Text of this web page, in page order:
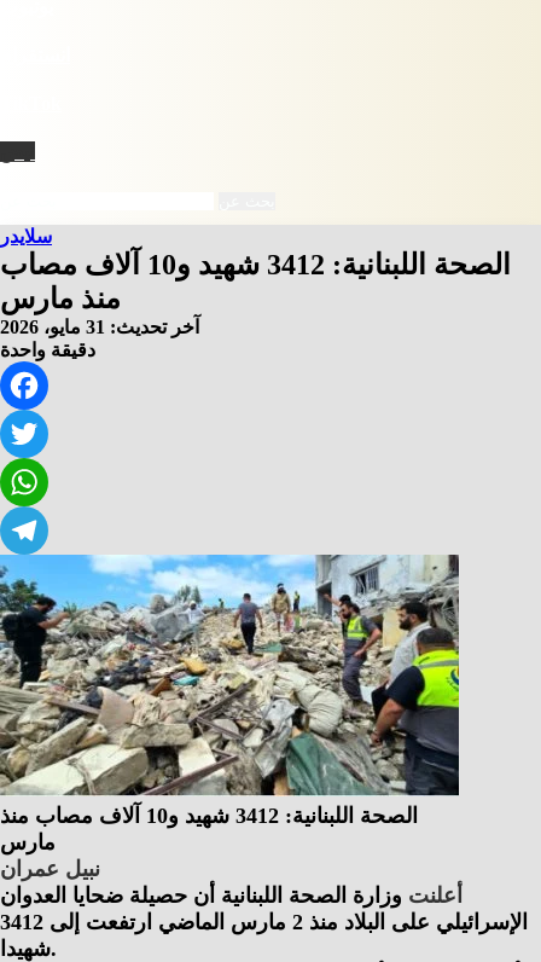
سلايدر
الصحة اللبنانية: 3412 شهيد و10 آلاف مصاب
منذ مارس
آخر تحديث: 31 مايو، 2026
دقيقة واحدة
Telegram
الصحة اللبنانية: 3412 شهيد و10 آلاف مصاب منذ
مارس
أعلنت وزارة الصحة اللبنانية أن حصيلة ضحايا العدوان
الإسرائيلي على البلاد منذ 2 مارس الماضي ارتفعت إلى 3412
شهيدا.